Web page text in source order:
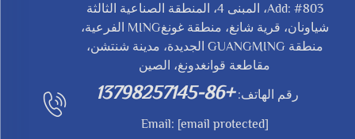
Add: #803، المبنى 4، المنطقة الصناعية الثالثة
شياونان، قرية شانغ، منطقة غونغMING الفرعية،
منطقة GUANGMING الجديدة، مدينة شنتشن،
مقاطعة قوانغدونغ، الصين
رقم الهاتف: +86-13798257145
Email: [email protected]